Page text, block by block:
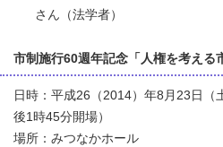
さん（法学者）
市制施行60週年記念「人権を考える
日時：平成26（2014）年8月23日（
後1時45分開場）
場所：みつなかホール